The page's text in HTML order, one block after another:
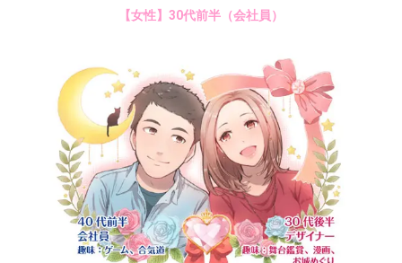
【女性】30代前半（会社員）